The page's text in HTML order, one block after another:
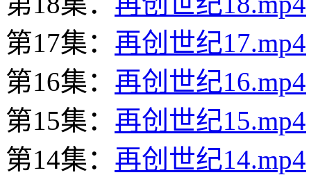
第17集： 再创世纪17.mp4
第16集： 再创世纪16.mp4
第15集： 再创世纪15.mp4
第14集： 再创世纪14.mp4